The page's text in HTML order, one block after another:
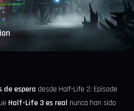
de espera desde Half-Life 2: Episode
Half-Life 3 es real nunca han sido